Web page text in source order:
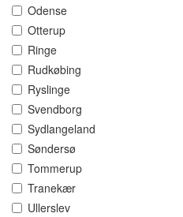
Odense
Otterup
Ringe
Rudkøbing
Ryslinge
Svendborg
Sydlangeland
Søndersø
Tommerup
Tranekær
Ullerslev